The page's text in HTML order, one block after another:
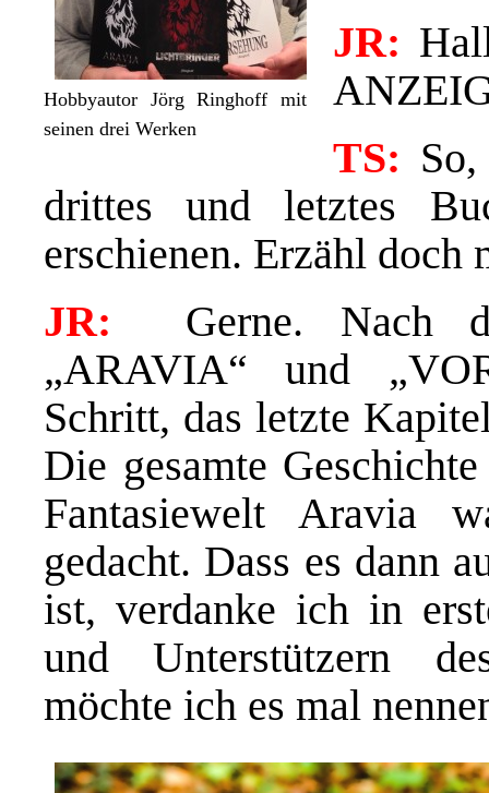
Hobbyautor Jörg Ringhoff mit
seinen drei Werken
JR:
TS:
drittes und letztes
erschienen. Erzähl doch
JR: Gerne. Nach
„ARAVIA“ und
Schritt, das letzte
Die gesamte
Fantasiewelt Aravia
gedacht. Dass es dann
ist, verdanke ich in
und Unterstützern
möchte ich es mal